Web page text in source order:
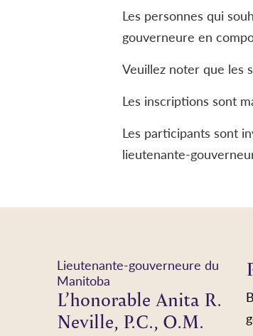
Les personnes qui
gouverneure en
Veuillez noter que les
Les inscriptions sont
Les participants sont
lieutenante-
Lieutenante-gouverneure du
Manitoba
L’honorable Anita R.
Neville, P.C., O.M.